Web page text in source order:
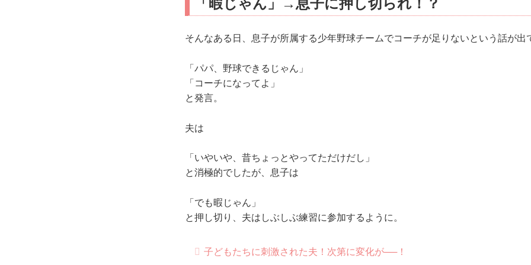
そんなある日、息子が所属する少年野球チームでコーチが足りないという話が出
「パパ、野球できるじゃん」
「コーチになってよ」
と発言。
夫は
「いやいや、昔ちょっとやってただけだし」
と消極的でしたが、息子は
「でも暇じゃん」
と押し切り、夫はしぶしぶ練習に参加するように。
子どもたちに刺激された夫！次第に変化が──！